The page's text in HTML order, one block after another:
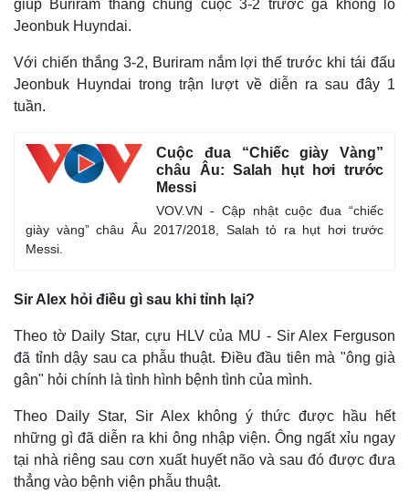
Thế giới
Quan sát
Hồ sơ
Multimedia
Video
E-Magazine
Infographic
giúp Buriram thắng chung cuộc 3-2 trước gã khổng lồ
Jeonbuk Huyndai.
Với chiến thắng 3-2, Buriram nắm lợi thế trước khi tái đấu
Jeonbuk Huyndai trong trận lượt về diễn ra sau đây 1
tuần.
Cuộc đua “Chiếc giày Vàng”
châu Âu: Salah hụt hơi trước
Messi
VOV.VN - Cập nhật cuộc đua “chiếc
giày vàng” châu Âu 2017/2018, Salah tỏ ra hụt hơi trước
Messi.
Sir Alex hỏi điều gì sau khi tỉnh lại?
Theo tờ Daily Star, cựu HLV của MU - Sir Alex Ferguson
đã tỉnh dậy sau ca phẫu thuật. Điều đầu tiên mà "ông già
gân" hỏi chính là tình hình bệnh tình của mình.
Theo Daily Star, Sir Alex không ý thức được hầu hết
những gì đã diễn ra khi ông nhập viện. Ông ngất xỉu ngay
tại nhà riêng sau cơn xuất huyết não và sau đó được đưa
thẳng vào bệnh viện phẫu thuật.